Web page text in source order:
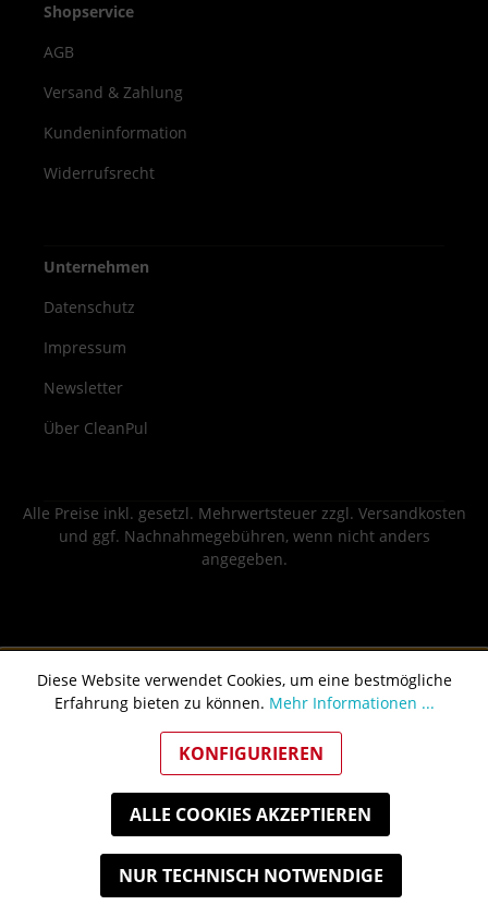
Shopservice
AGB
Versand & Zahlung
Kundeninformation
Widerrufsrecht
Unternehmen
Datenschutz
Impressum
Newsletter
Über CleanPul
Alle Preise inkl. gesetzl. Mehrwertsteuer zzgl. Versandkosten
und ggf. Nachnahmegebühren, wenn nicht anders
angegeben.
Diese Website verwendet Cookies, um eine bestmögliche
Erfahrung bieten zu können. Mehr Informationen ...
NUR TECHNISCH NOTWENDIGE
KONFIGURIEREN
ALLE COOKIES AKZEPTIEREN